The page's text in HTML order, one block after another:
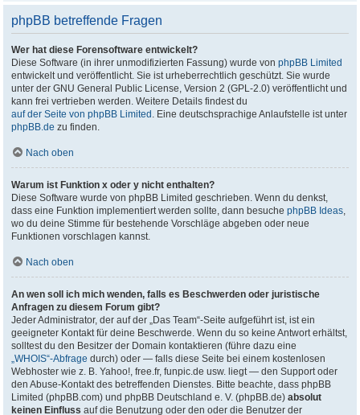
phpBB betreffende Fragen
Wer hat diese Forensoftware entwickelt?
Diese Software (in ihrer unmodifizierten Fassung) wurde vonphpBB Limited
entwickelt und veröffentlicht. Sie ist urheberrechtlich geschützt. Sie wurde
unter der GNU General Public License, Version 2 (GPL-2.0) veröffentlicht und
kann frei vertrieben werden. Weitere Details findest du
auf der Seite von phpBB Limited . Eine deutschsprachige Anlaufstelle ist unter
phpBB.de zu finden.
Nach oben
Warum ist Funktion x oder y nicht enthalten?
Diese Software wurde von phpBB Limited geschrieben. Wenn du denkst,
dass eine Funktion implementiert werden sollte, dann besuchephpBB Ideas,
wo du deine Stimme für bestehende Vorschläge abgeben oder neue
Funktionen vorschlagen kannst.
Nach oben
An wen soll ich mich wenden, falls es Beschwerden oder juristische
Anfragen zu diesem Forum gibt?
Jeder Administrator, der auf der „Das Team“-Seite aufgeführt ist, ist ein
geeigneter Kontakt für deine Beschwerde. Wenn du so keine Antwort erhältst,
solltest du den Besitzer der Domain kontaktieren (führe dazu eine
„WHOIS“-Abfrage durch) oder — falls diese Seite bei einem kostenlosen
Webhoster wie z. B. Yahoo!, free.fr, funpic.de usw. liegt — den Support oder
den Abuse-Kontakt des betreffenden Dienstes. Bitte beachte, dass phpBB
Limited (phpBB.com) und phpBB Deutschland e. V. (phpBB.de)absolut
keinen Einfluss auf die Benutzung oder den oder die Benutzer der